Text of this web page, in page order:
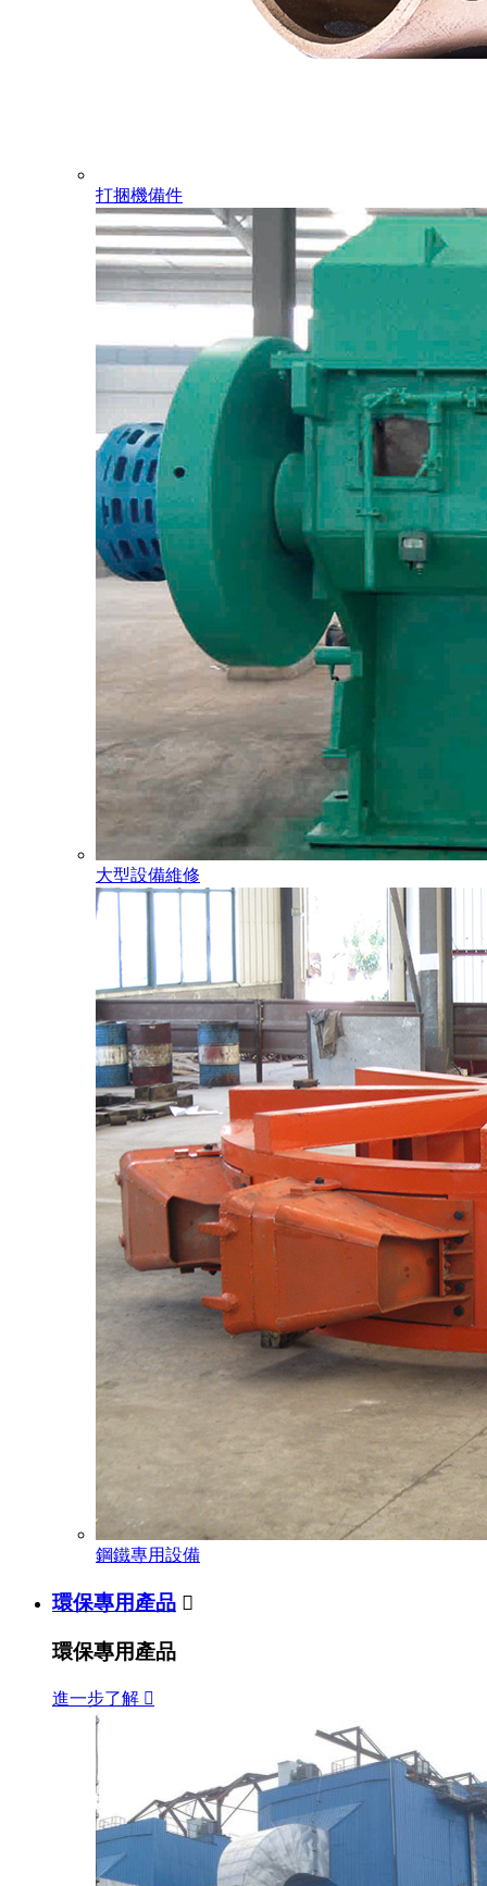
打捆機備件
大型設備維修
鋼鐵專用設備
環保專用產品 
環保專用產品
進一步了解 